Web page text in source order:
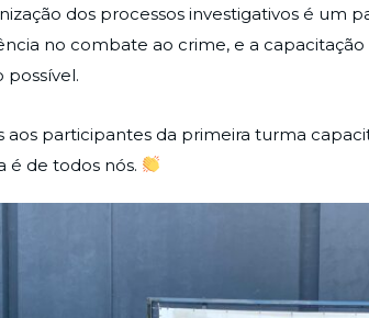
dos processos investigativos é um
no combate ao crime, e a
possível.
aos participantes da primeira turma
é de todos nós.